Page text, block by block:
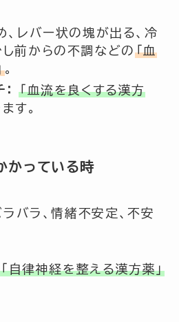
、レバー状の塊が出る、冷
し前からの不調などの 「血
。
「血流を良くする漢方
す。
かっている時
バラ、情緒不安定、不安
「自律神経を整える漢方薬」